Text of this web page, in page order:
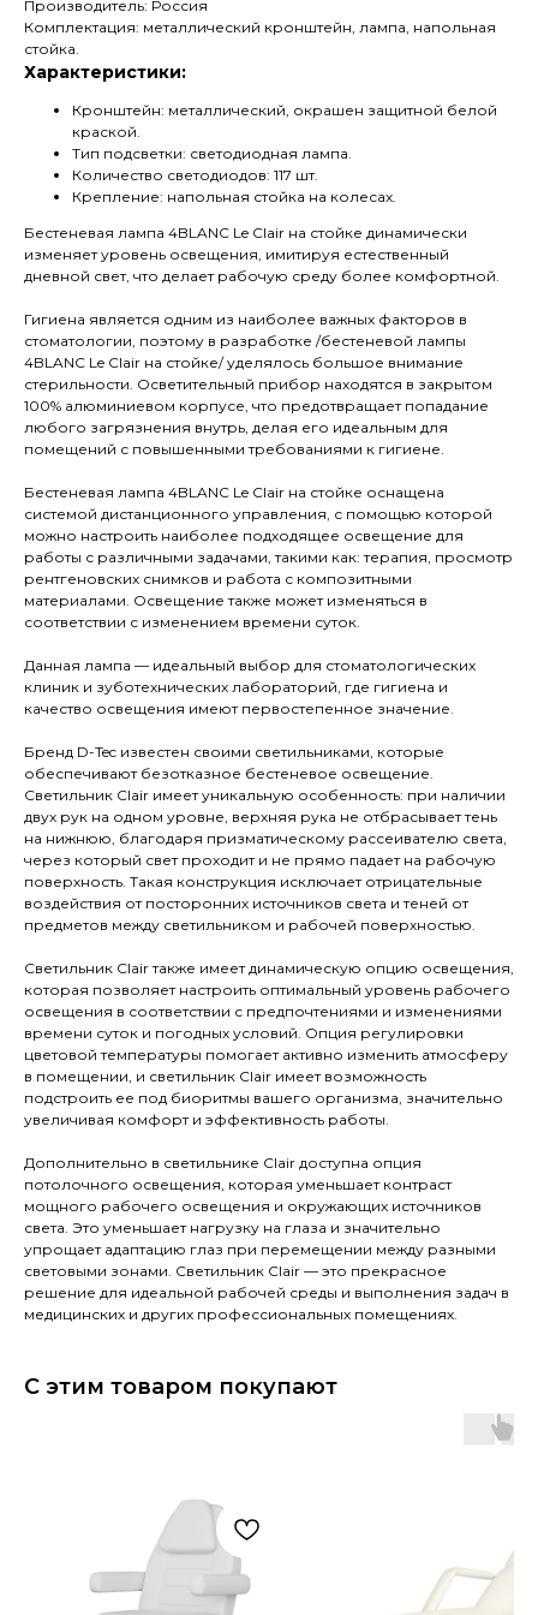
Производитель: Россия
Комплектация: металлический кронштейн, лампа, напольная
стойка.
Характеристики:
Кронштейн: металлический, окрашен защитной белой
краской.
Тип подсветки: светодиодная лампа.
Количество светодиодов: 117 шт.
Крепление: напольная стойка на колесах.
Бестеневая лампа 4BLANC Le Clair на стойке динамически
изменяет уровень освещения, имитируя естественный
дневной свет, что делает рабочую среду более комфортной.
Гигиена является одним из наиболее важных факторов в
стоматологии, поэтому в разработке /бестеневой лампы
4BLANC Le Clair на стойке/ уделялось большое внимание
стерильности. Осветительный прибор находятся в закрытом
100% алюминиевом корпусе, что предотвращает попадание
любого загрязнения внутрь, делая его идеальным для
помещений с повышенными требованиями к гигиене.
Бестеневая лампа 4BLANC Le Clair на стойке оснащена
системой дистанционного управления, с помощью которой
можно настроить наиболее подходящее освещение для
работы с различными задачами, такими как: терапия, просмотр
рентгеновских снимков и работа с композитными
материалами. Освещение также может изменяться в
соответствии с изменением времени суток.
Данная лампа — идеальный выбор для стоматологических
клиник и зуботехнических лабораторий, где гигиена и
качество освещения имеют первостепенное значение.
Бренд D-Tec известен своими светильниками, которые
обеспечивают безотказное бестеневое освещение.
Светильник Clair имеет уникальную особенность: при наличии
двух рук на одном уровне, верхняя рука не отбрасывает тень
на нижнюю, благодаря призматическому рассеивателю света,
через который свет проходит и не прямо падает на рабочую
поверхность. Такая конструкция исключает отрицательные
воздействия от посторонних источников света и теней от
предметов между светильником и рабочей поверхностью.
Светильник Clair также имеет динамическую опцию освещения,
которая позволяет настроить оптимальный уровень рабочего
освещения в соответствии с предпочтениями и изменениями
времени суток и погодных условий. Опция регулировки
цветовой температуры помогает активно изменить атмосферу
в помещении, и светильник Clair имеет возможность
подстроить ее под биоритмы вашего организма, значительно
увеличивая комфорт и эффективность работы.
Дополнительно в светильнике Clair доступна опция
потолочного освещения, которая уменьшает контраст
мощного рабочего освещения и окружающих источников
света. Это уменьшает нагрузку на глаза и значительно
упрощает адаптацию глаз при перемещении между разными
световыми зонами. Светильник Clair — это прекрасное
решение для идеальной рабочей среды и выполнения задач в
медицинских и других профессиональных помещениях.
С этим товаром покупают